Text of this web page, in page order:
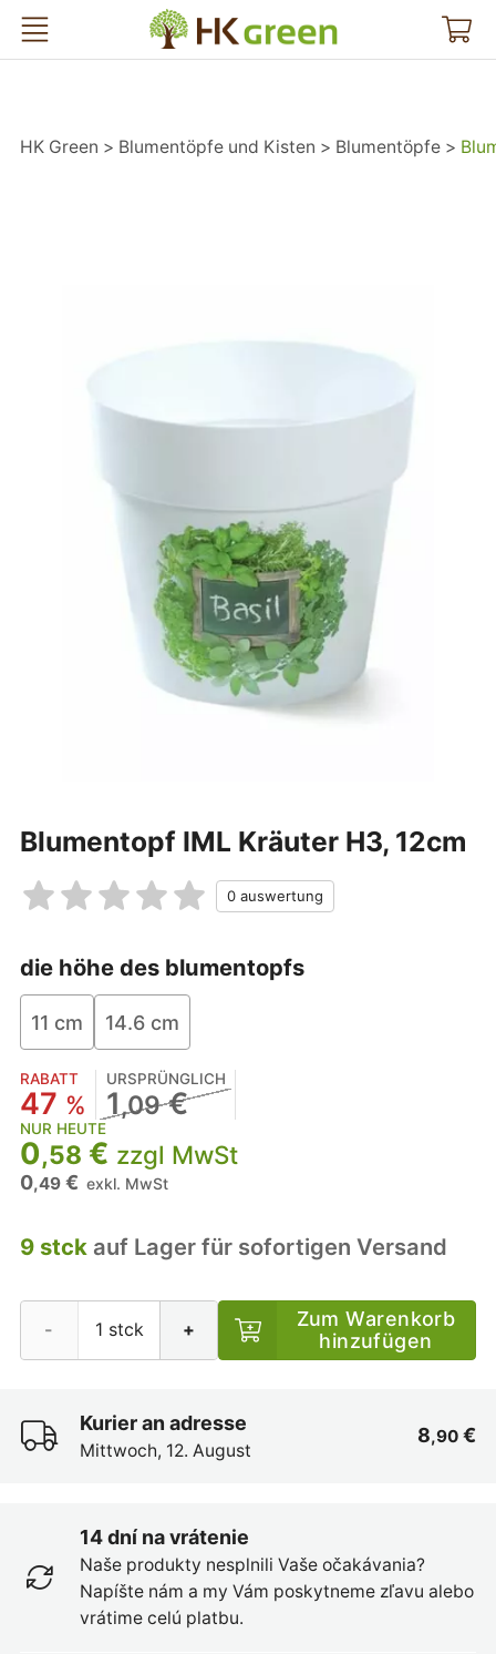
HK Green
HK Green Blumentöpfe und Kisten Blumentöpfe
Blumentopf IML Kräuter H3, 12cm
die höhe des blumentopfs
11 cm 14.6 cm
RABATT
47 %
URSPRÜNGLICH
1,09€
NUR HEUTE
0,58 € zzgl MwSt
0,49€ exkl. MwSt
9 stckauf Lager für sofortigen Versand
- +
Zum Warenkorb
hinzufügen
Kurier an adresse
Mittwoch, 12. August
8,90 €
14 dní na vrátenie
Naše produkty nesplnili Vaše očakávania?
Napíšte nám a my Vám poskytneme zľavu alebo
vrátime celú platbu.